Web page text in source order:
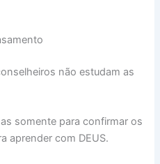
não estudam as
somente para confirmar os
aprender com DEUS.